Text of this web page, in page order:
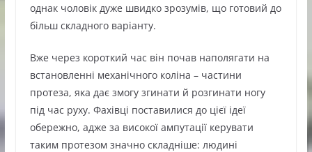
однак чоловік дуже швидко зрозумів, що готовий до
більш складного варіанту.
Вже через короткий час він почав наполягати на
встановленні механічного коліна – частини
протеза, яка дає змогу згинати й розгинати ногу
під час руху. Фахівці поставилися до цієї ідеї
обережно, адже за високої ампутації керувати
таким протезом значно складніше: людині